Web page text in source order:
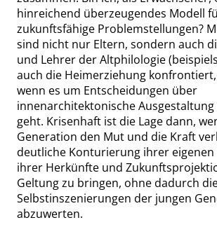
hinreichend überzeugendes Modell
zukunftsfähige Problemstellungen?
sind nicht nur Eltern, sondern auch
und Lehrer der Altphilologie
auch die Heimerziehung
wenn es um Entscheidungen über
innenarchitektonische Ausgestaltung
geht. Krisenhaft ist die Lage dann,
Generation den Mut und die Kraft
deutliche Konturierung ihrer eigenen
ihrer Herkünfte und
Geltung zu bringen, ohne dadurch
Selbstinszenierungen der jungen
abzuwerten.